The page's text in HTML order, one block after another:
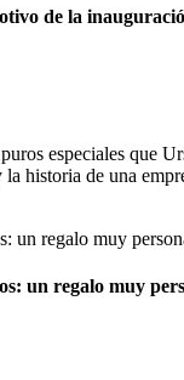
de la
especiales que
de una
un regalo muy